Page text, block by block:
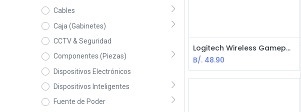
Cables
Caja (Gabinetes)
CCTV & Seguridad
Componentes (Piezas)
Dispositivos Electrónicos
Dispositivos Inteligentes
Fuente de Poder
Logitech Wireless Gamepad F710 / Control para videojuegos / inalámbrico / Gris
B/. 48.90